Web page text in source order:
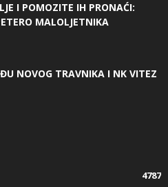
I POMOZITE IH PRONAĆI:
MALOLJETNIKA
NOVOG TRAVNIKA I NK VITEZ
4787